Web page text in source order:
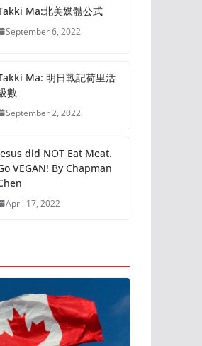
Ma:北美媒體公式
September 6, 2022
Ma: 明日戰記荷里活
數
September 2, 2022
did NOT Eat Meat.
VEGAN! By Chapman
April 17, 2022